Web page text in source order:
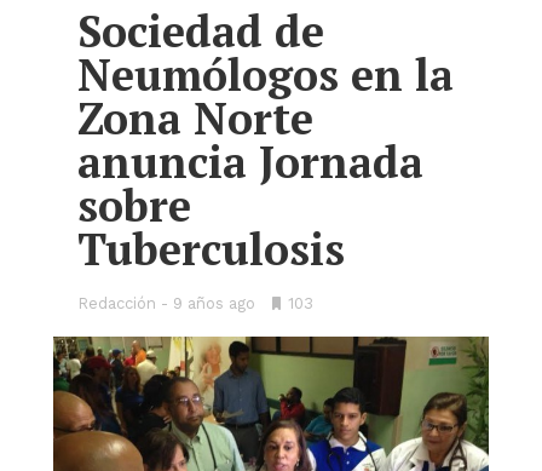
Sociedad de
Neumólogos en la
Zona Norte
anuncia Jornada
sobre
Tuberculosis
Redacción 9 años ago
•103